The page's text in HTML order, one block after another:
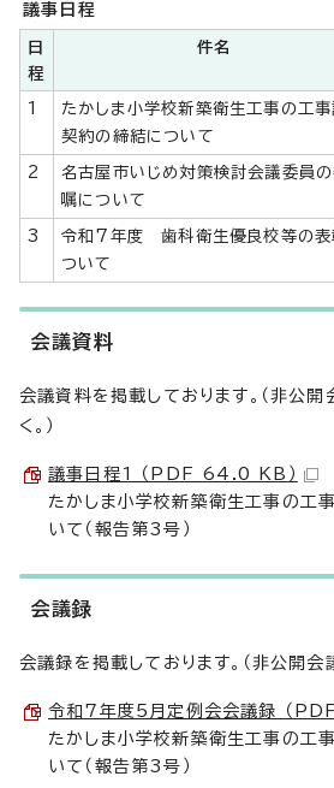
議事日程
日
程
件名
1
たかしま小学校新築衛生工事の工事
契約の締結について
2
名古屋市いじめ対策検討会議委員
嘱について
3
令和7年度 歯科衛生優良校等の表
ついて
会議資料
会議資料を掲載しております。（非公
く。）
議事日程1 （PDF 64.0 KB）
たかしま小学校新築衛生工事の工
いて（報告第3号）
会議録
会議録を掲載しております。（非公開会
令和7年度5月定例会会議録 （
たかしま小学校新築衛生工事の工
いて（報告第3号）